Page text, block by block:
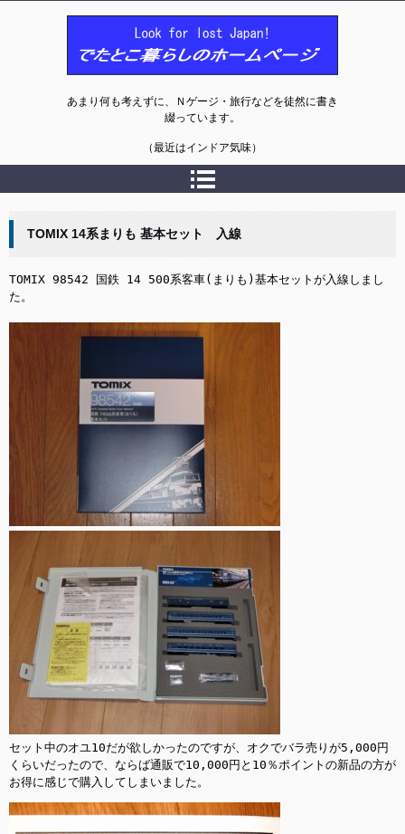
あまり何も考えずに、Ｎゲージ・旅行などを徒然に書き
綴っています。
（最近はインドア気味）
TOMIX 14系まりも 基本セット 入線
TOMIX 98542 国鉄 14 500系客車(まりも)基本セットが入線しまし
た。
セット中のオユ10だが欲しかったのですが、オクでバラ売りが5,000円
くらいだったので、ならば通販で10,000円と10％ポイントの新品の方が
お得に感じで購入してしまいました。